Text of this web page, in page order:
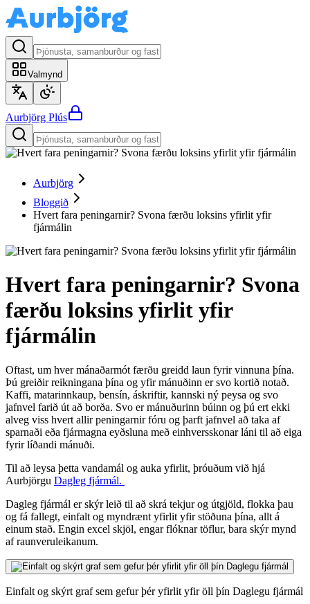
Valmynd
Aurbjörg Plús
Aurbjörg
Bloggið
Hvert fara peningarnir? Svona færðu loksins yfirlit yfir
fjármálin
Hvert fara peningarnir? Svona
færðu loksins yfirlit yfir
fjármálin
Oftast, um hver mánaðarmót færðu greidd laun fyrir vinnuna þína.
Þú greiðir reikningana þína og yfir mánuðinn er svo kortið notað.
Kaffi, matarinnkaup, bensín, áskriftir, kannski ný peysa og svo
jafnvel farið út að borða. Svo er mánuðurinn búinn og þú ert ekki
alveg viss hvert allir peningarnir fóru og þarft jafnvel að taka af
sparnaði eða fjármagna eyðsluna með einhversskonar láni til að eiga
fyrir líðandi mánuði.
Til að leysa þetta vandamál og auka yfirlit, þróuðum við hjá
Aurbjörgu Dagleg fjármál.
Dagleg fjármál er skýr leið til að skrá tekjur og útgjöld, flokka þau
og fá fallegt, einfalt og myndrænt yfirlit yfir stöðuna þína, allt á
einum stað. Engin excel skjöl, engar flóknar töflur, bara skýr mynd
af raunveruleikanum.
Einfalt og skýrt graf sem gefur þér yfirlit yfir öll þín Daglegu fjármál